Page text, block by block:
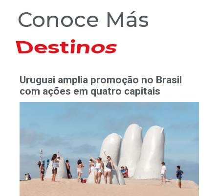
Conoce Más
Hoteles
Uruguai amplia promoção no Brasil
com ações em quatro capitais